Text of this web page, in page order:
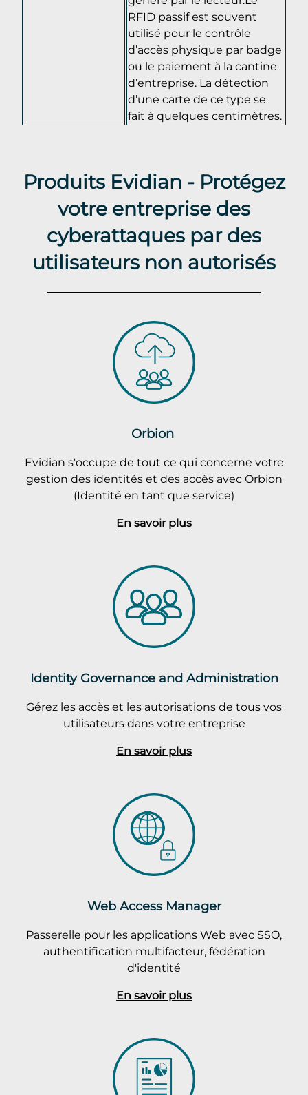
RFID passif est souvent
utilisé pour le contrôle
d’accès physique par badge
ou le paiement à la cantine
d’entreprise. La détection
d’une carte de ce type se
fait à quelques centimètres.
Produits Evidian - Protégez
votre entreprise des
cyberattaques par des
utilisateurs non autorisés
Orbion
Evidian s'occupe de tout ce qui concerne votre
gestion des identités et des accès avec Orbion
(Identité en tant que service)
En savoir plus
Identity Governance and Administration
Gérez les accès et les autorisations de tous vos
utilisateurs dans votre entreprise
En savoir plus
Web Access Manager
Passerelle pour les applications Web avec SSO,
authentification multifacteur, fédération
d'identité
En savoir plus